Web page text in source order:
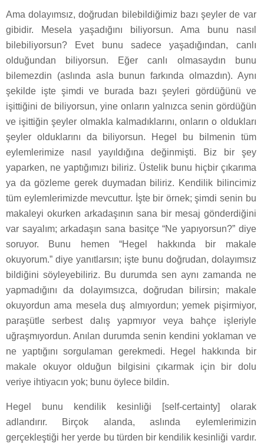
Ama dolayımsız, doğrudan bilebildiğimiz bazı şeyler de var
gibidir. Mesela yaşadığını biliyorsun. Ama bunu nasıl
bilebiliyorsun? Evet bunu sadece yaşadığından, canlı
olduğundan biliyorsun. Eğer canlı olmasaydın bunu
bilemezdin (aslında asla bunun farkında olmazdın). Aynı
şekilde işte şimdi ve burada bazı şeyleri gördüğünü ve
işittiğini de biliyorsun, yine onların yalnızca senin gördüğün
ve işittiğin şeyler olmakla kalmadıklarını, onların o oldukları
şeyler olduklarını da biliyorsun. Hegel bu bilmenin tüm
eylemlerimize nasıl yayıldığına değinmişti. Biz bir şey
yaparken, ne yaptığımızı biliriz. Üstelik bunu hiçbir çıkarıma
ya da gözleme gerek duymadan biliriz. Kendilik bilincimiz
tüm eylemlerimizde mevcuttur. İşte bir örnek; şimdi senin bu
makaleyi okurken arkadaşının sana bir mesaj gönderdiğini
var sayalım; arkadaşın sana basitçe “Ne yapıyorsun?” diye
soruyor. Bunu hemen “Hegel hakkında bir makale
okuyorum.” diye yanıtlarsın; işte bunu doğrudan, dolayımsız
bildiğini söyleyebiliriz. Bu durumda sen aynı zamanda ne
yapmadığını da dolayımsızca, doğrudan bilirsin; makale
okuyordun ama mesela duş almıyordun; yemek pişirmiyor,
paraşütle serbest dalış yapmıyor veya bahçe işleriyle
uğraşmıyordun. Anılan durumda senin kendini yoklaman ve
ne yaptığını sorgulaman gerekmedi. Hegel hakkında bir
makale okuyor olduğun bilgisini çıkarmak için bir dolu
veriye ihtiyacın yok; bunu öylece bildin.
Hegel bunu kendilik kesinliği [self-certainty] olarak
adlandırır. Birçok alanda, aslında eylemlerimizin
gerçekleştiği her yerde bu türden bir kendilik kesinliği vardır.